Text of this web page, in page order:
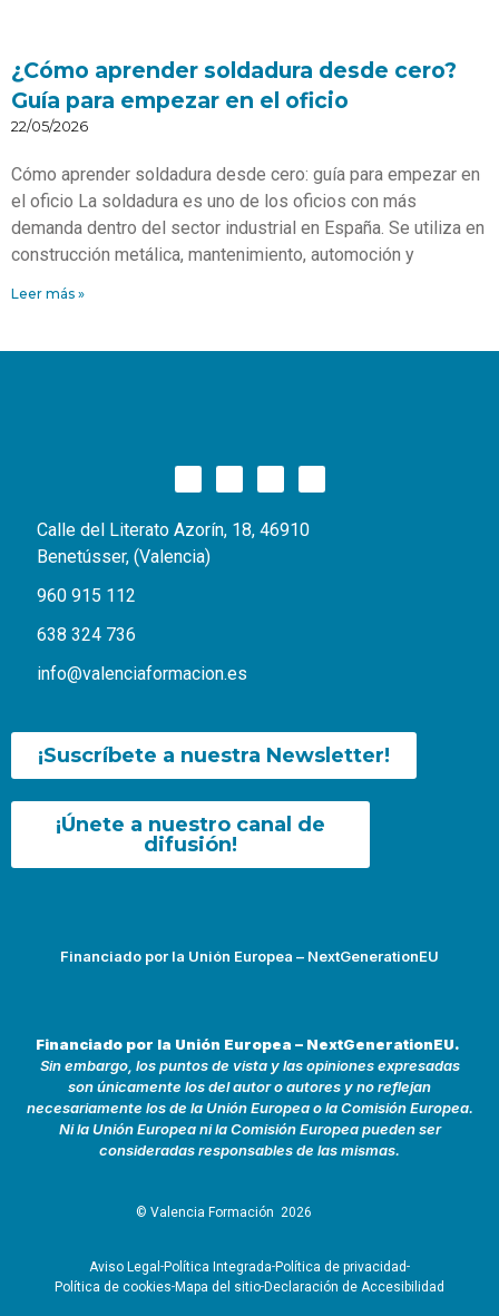
¿Cómo aprender soldadura desde cero?
Guía para empezar en el oficio
22/05/2026
Cómo aprender soldadura desde cero: guía para empezar en
el oficio La soldadura es uno de los oficios con más
demanda dentro del sector industrial en España. Se utiliza en
construcción metálica, mantenimiento, automoción y
Leer más »
Calle del Literato Azorín, 18, 46910
Benetússer, (Valencia)
960 915 112
638 324 736
info@valenciaformacion.es
¡Suscríbete a nuestra Newsletter!
¡Únete a nuestro canal de
difusión!
Financiado por la Unión Europea – NextGenerationEU
Financiado por la Unión Europea – NextGenerationEU.
Sin embargo, los puntos de vista y las opiniones expresadas
son únicamente los del autor o autores y no reflejan
necesariamente los de la Unión Europea o la Comisión Europea.
Ni la Unión Europea ni la Comisión Europea pueden ser
consideradas responsables de las mismas.
© Valencia Formación 2026
Aviso Legal Política Integrada Política de privacidad
Política de cookies Mapa del sitio Declaración de Accesibilidad